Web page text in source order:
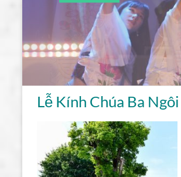
Lễ Kính Chúa Ba